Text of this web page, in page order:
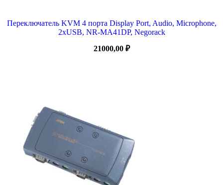
Переключатель KVM 4 порта Display Port, Audio, Microphone,
2xUSB, NR-MA41DP, Negorack
21000,00 ₽